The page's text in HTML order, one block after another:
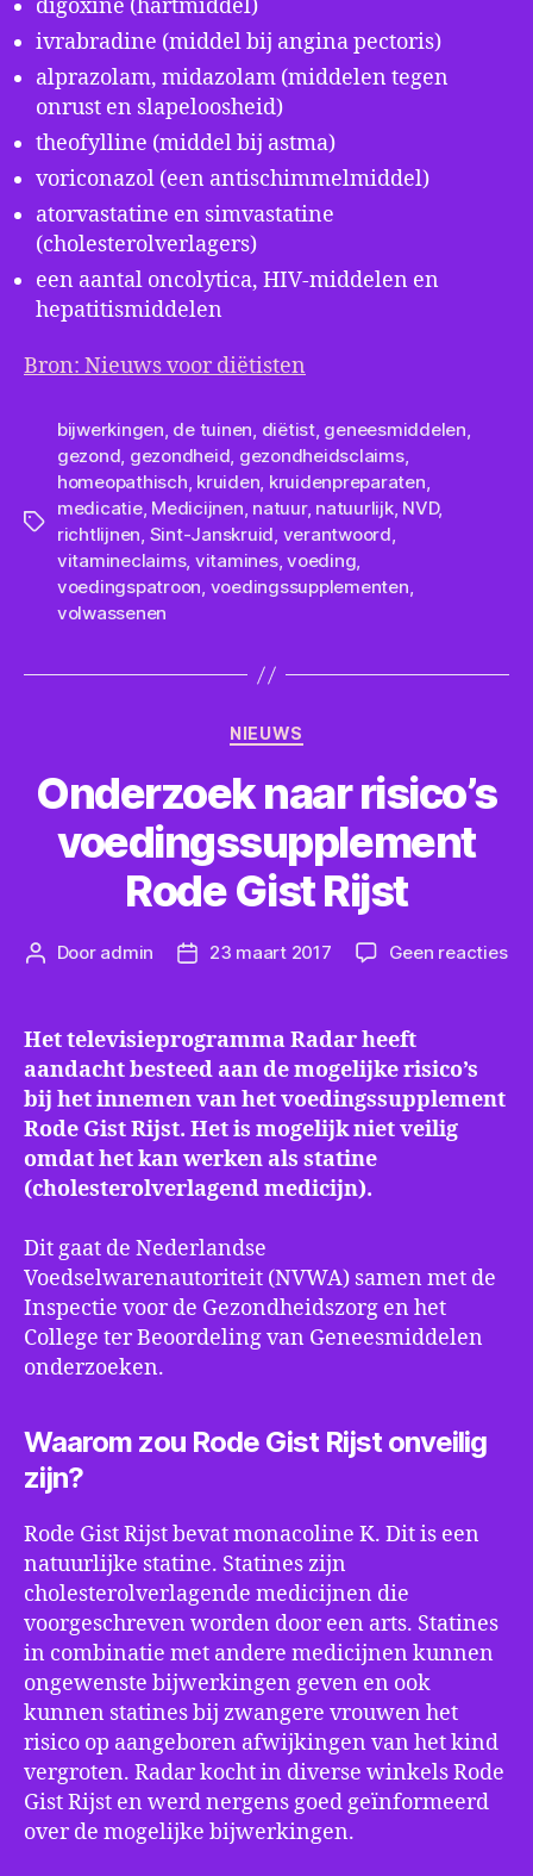
digoxine (hartmiddel)
ivrabradine (middel bij angina pectoris)
alprazolam, midazolam (middelen tegen
onrust en slapeloosheid)
theofylline (middel bij astma)
voriconazol (een antischimmelmiddel)
atorvastatine en simvastatine
(cholesterolverlagers)
een aantal oncolytica, HIV-middelen en
hepatitismiddelen
Bron: Nieuws voor diëtisten
Tags
bijwerkingen, de tuinen, diëtist, geneesmiddelen,
gezond, gezondheid, gezondheidsclaims,
homeopathisch, kruiden, kruidenpreparaten,
medicatie, Medicijnen, natuur, natuurlijk, NVD,
richtlijnen, Sint-Janskruid, verantwoord,
vitamineclaims, vitamines,voeding,
voedingspatroon, voedingssupplementen,
volwassenen
Categorieën
NIEUWS
Onderzoek naar risico’s
voedingssupplement
Rode Gist Rijst
Berichtauteur
Door admin Berichtdatum
23 maart 2017 Geen reactiesop
Het televisieprogramma Radar heeft
aandacht besteed aan de mogelijke risico’s
bij het innemen van het voedingssupplement
Rode Gist Rijst. Het is mogelijk niet veilig
omdat het kan werken als statine
(cholesterolverlagend medicijn).
Dit gaat de Nederlandse
Voedselwarenautoriteit (NVWA) samen met de
Inspectie voor de Gezondheidszorg en het
College ter Beoordeling van Geneesmiddelen
onderzoeken.
Waarom zou Rode Gist Rijst onveilig
zijn?
Rode Gist Rijst bevat monacoline K. Dit is een
natuurlijke statine. Statines zijn
cholesterolverlagende medicijnen die
voorgeschreven worden door een arts. Statines
in combinatie met andere medicijnen kunnen
ongewenste bijwerkingen geven en ook
kunnen statines bij zwangere vrouwen het
risico op aangeboren afwijkingen van het kind
vergroten. Radar kocht in diverse winkels Rode
Gist Rijst en werd nergens goed geïnformeerd
over de mogelijke bijwerkingen.